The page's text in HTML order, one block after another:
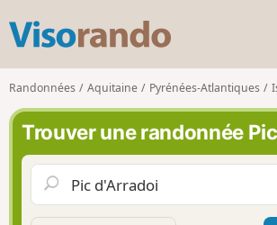
s
o
r
n
d
Randonnées Aquitaine Pyrénées-Atlantiques
Trouver une randonnée